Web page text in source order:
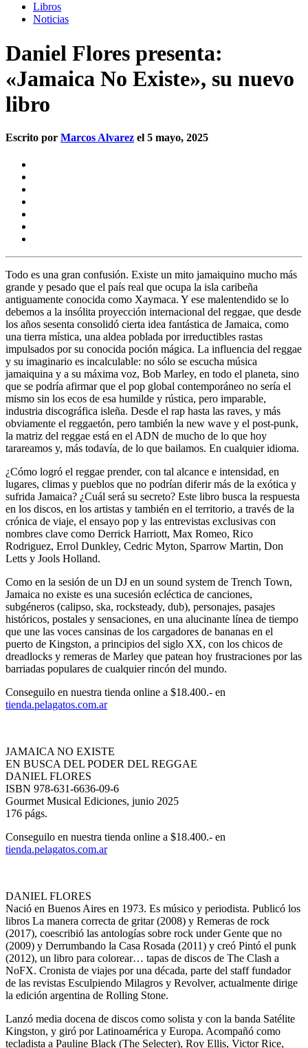
Libros
Noticias
Daniel Flores presenta:
«Jamaica No Existe», su nuevo
libro
Escrito por Marcos Alvarez el 5 mayo, 2025
Todo es una gran confusión. Existe un mito jamaiquino mucho más
grande y pesado que el país real que ocupa la isla caribeña
antiguamente conocida como Xaymaca. Y ese malentendido se lo
debemos a la insólita proyección internacional del reggae, que desde
los años sesenta consolidó cierta idea fantástica de Jamaica, como
una tierra mística, una aldea poblada por irreductibles rastas
impulsados por su conocida poción mágica. La influencia del reggae
y su imaginario es incalculable: no sólo se escucha música
jamaiquina y a su máxima voz, Bob Marley, en todo el planeta, sino
que se podría afirmar que el pop global contemporáneo no sería el
mismo sin los ecos de esa humilde y rústica, pero imparable,
industria discográfica isleña. Desde el rap hasta las raves, y más
obviamente el reggaetón, pero también la new wave y el post-punk,
la matriz del reggae está en el ADN de mucho de lo que hoy
tarareamos y, más todavía, de lo que bailamos. En cualquier idioma.
¿Cómo logró el reggae prender, con tal alcance e intensidad, en
lugares, climas y pueblos que no podrían diferir más de la exótica y
sufrida Jamaica? ¿Cuál será su secreto? Este libro busca la respuesta
en los discos, en los artistas y también en el territorio, a través de la
crónica de viaje, el ensayo pop y las entrevistas exclusivas con
nombres clave como Derrick Harriott, Max Romeo, Rico
Rodriguez, Errol Dunkley, Cedric Myton, Sparrow Martin, Don
Letts y Jools Holland.
Como en la sesión de un DJ en un sound system de Trench Town,
Jamaica no existe es una sucesión ecléctica de canciones,
subgéneros (calipso, ska, rocksteady, dub), personajes, pasajes
históricos, postales y sensaciones, en una alucinante línea de tiempo
que une las voces cansinas de los cargadores de bananas en el
puerto de Kingston, a principios del siglo XX, con los chicos de
dreadlocks y remeras de Marley que patean hoy frustraciones por las
barriadas populares de cualquier rincón del mundo.
Conseguilo en nuestra tienda online a $18.400.- en
tienda.pelagatos.com.ar
JAMAICA NO EXISTE
EN BUSCA DEL PODER DEL REGGAE
DANIEL FLORES
ISBN 978-631-6636-09-6
Gourmet Musical Ediciones, junio 2025
176 págs.
Conseguilo en nuestra tienda online a $18.400.- en
tienda.pelagatos.com.ar
DANIEL FLORES
Nació en Buenos Aires en 1973. Es músico y periodista. Publicó los
libros La manera correcta de gritar (2008) y Remeras de rock
(2017), coescribió las antologías sobre rock under Gente que no
(2009) y Derrumbando la Casa Rosada (2011) y creó Pintó el punk
(2012), un libro para colorear… tapas de discos de The Clash a
NoFX. Cronista de viajes por una década, parte del staff fundador
de las revistas Esculpiendo Milagros y Revolver, actualmente dirige
la edición argentina de Rolling Stone.
Lanzó media docena de discos como solista y con la banda Satélite
Kingston, y giró por Latinoamérica y Europa. Acompañó como
tecladista a Pauline Black (The Selecter), Roy Ellis, Victor Rice,